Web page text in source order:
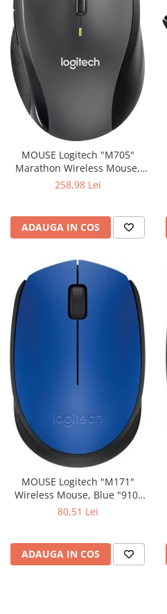
MOUSE Logitech "M705"
Marathon Wireless Mouse,
black "910-001949" (include
258,98 Lei
ADAUGA IN COS
MOUSE Logitech "M171"
Wireless Mouse, Blue "910-
80,51 Lei
ADAUGA IN COS